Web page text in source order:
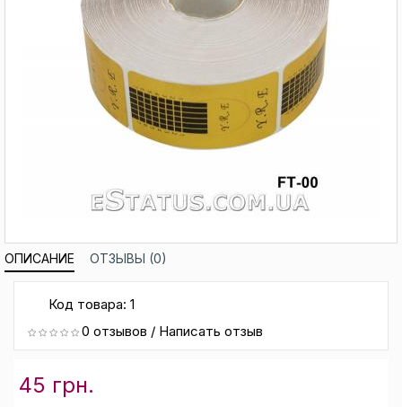
ОПИСАНИЕ ОТЗЫВЫ (0)
Код товара: 1
0 отзывов / Написать отзыв
45 грн.